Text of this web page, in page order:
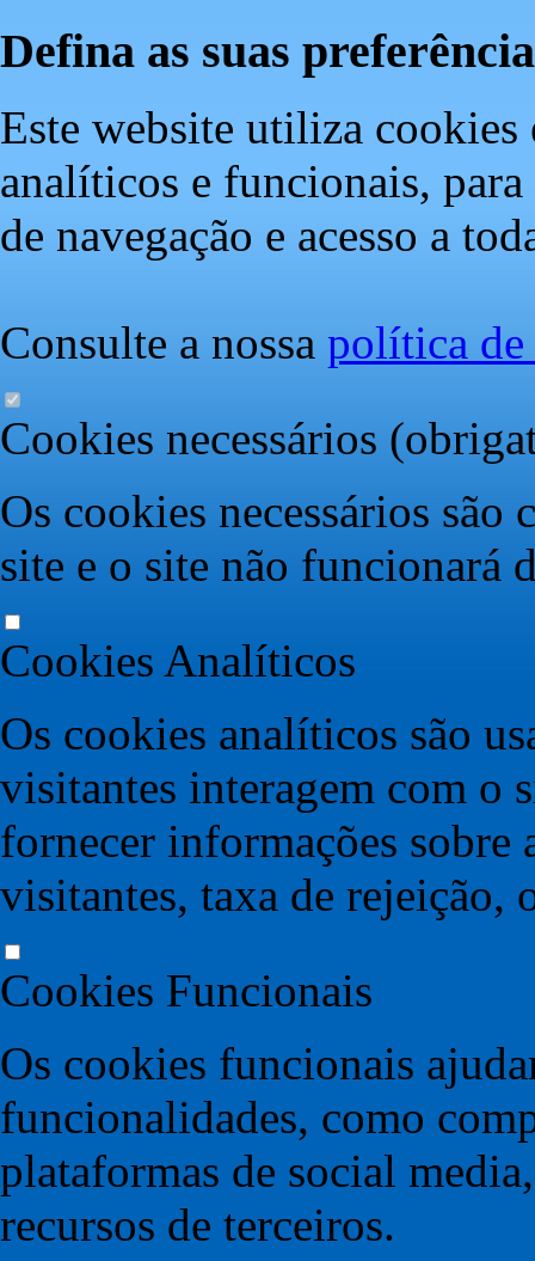
Defina as suas
Este website utiliza cookies
analíticos e funcionais,
de navegação e acesso a
Consulte a nossa política de
Cookies necessários
Os cookies necessários são
site e o site não funcionará
Cookies Analíticos
Os cookies analíticos são
visitantes interagem com o
fornecer informações sobre
visitantes, taxa de rejeição,
Cookies Funcionais
Os cookies funcionais
funcionalidades, como
plataformas de social
recursos de terceiros.